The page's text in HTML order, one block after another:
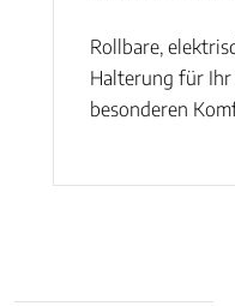
Rollbare,
Halterung für Ihr
besonderen